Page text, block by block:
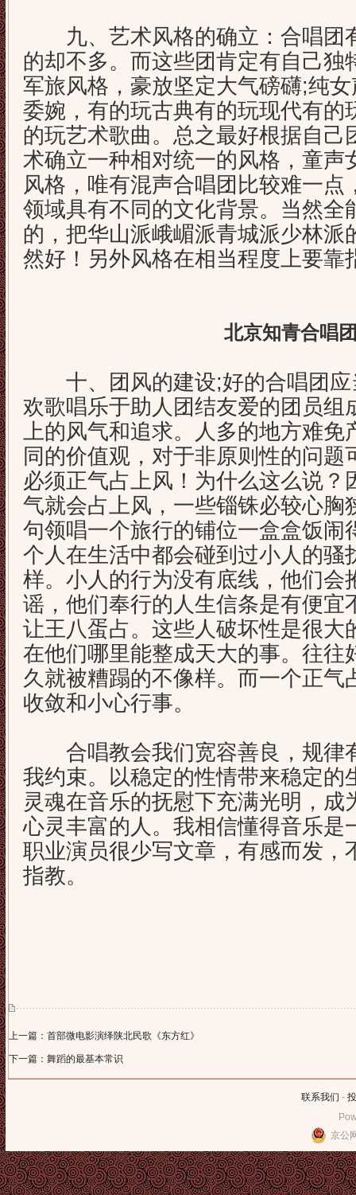
九、艺术风格的确立：合唱团
的却不多。而这些团肯定有自己独
军旅风格，豪放坚定大气磅礴;纯
委婉，有的玩古典有的玩现代有的
的玩艺术歌曲。总之最好根据自己
术确立一种相对统一的风格，童声
风格，唯有混声合唱团比较难一点
领域具有不同的文化背景。当然全
的，把华山派峨嵋派青城派少林派
然好！另外风格在相当程度上要靠
北京知青合唱
十、团风的建设;好的合唱团应
欢歌唱乐于助人团结友爱的团员组
上的风气和追求。人多的地方难免
同的价值观，对于非原则性的问题
必须正气占上风！为什么这么说？
气就会占上风，一些锱铢必较心胸
句领唱一个旅行的铺位一盒盒饭闹
个人在生活中都会碰到过小人的骚
样。小人的行为没有底线，他们会
谣，他们奉行的人生信条是有便宜
让王八蛋占。这些人破坏性是很大
在他们哪里能整成天大的事。往往
久就被糟蹋的不像样。而一个正气
收敛和小心
合唱教会我们宽容善良，规律
我约束。以稳定的性情带来稳定的
灵魂在音乐的抚慰下充满光明，成
心灵丰富的人。我相信懂得音乐是
职业演员很少写文章，有感而发，
指教。
上一篇：首部微电影演绎陕北民歌《东方红》
下一篇：舞蹈的最基本常识
联系我们 -
京公